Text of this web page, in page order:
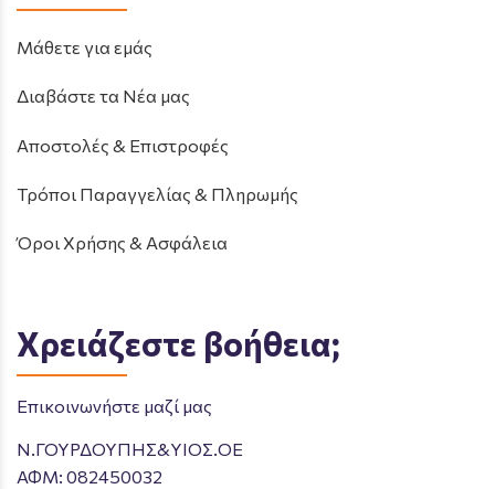
Μάθετε για εμάς
Διαβάστε τα Νέα μας
Αποστολές & Επιστροφές
Τρόποι Παραγγελίας & Πληρωμής
Όροι Χρήσης & Ασφάλεια
Χρειάζεστε βοήθεια;
Επικοινωνήστε μαζί μας
Ν.ΓΟΥΡΔΟΥΠΗΣ&ΥΙΟΣ.ΟΕ
ΑΦΜ: 082450032